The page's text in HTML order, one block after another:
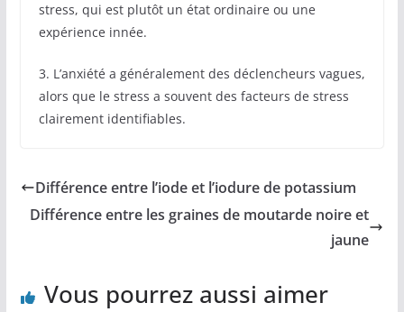
stress, qui est plutôt un état ordinaire ou une
expérience innée.
3. L’anxiété a généralement des déclencheurs vagues,
alors que le stress a souvent des facteurs de stress
clairement identifiables.
Différence entre l’iode et l’iodure de potassium
Différence entre les graines de moutarde noire et
jaune
Vous pourrez aussi aimer